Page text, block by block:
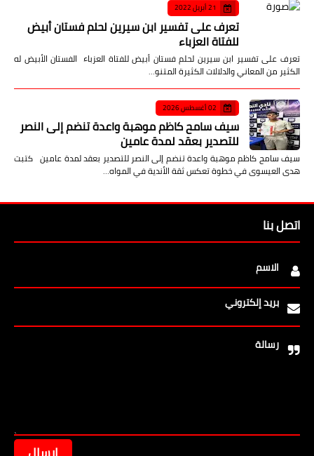
21 أبريل 2022
تعرف على تفسير ابن سيرين لحلم فستان أبيض
للفتاة العزباء
تعرف على تفسير ابن سيرين لحلم فستان أبيض للفتاة العزباء الفستان الأبيض له
الكثير من المعاني والدلالات الكثيرة المتنو…
02 أغسطس 2026
سيف سامح كاظم موهبة واعدة تنضم إلى النصر
للتصدير بعقد لمدة عامين
سيف سامح كاظم موهبة واعدة تنضم إلى النصر للتصدير بعقد لمدة عامين كتبت
هدى العيسوى في خطوة تعكس ثقة الأندية في المواه…
اتصل بنا
الاسم
بريد إلكتروني
رسالة